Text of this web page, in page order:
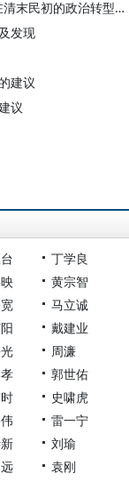
张临希：从“满蒙一家”到“五族共和”：内蒙古在清末民初的政治转型历程
发现
建议
议
丁学良
黄宗智
马立诚
戴建业
周濂
郭世佑
史啸虎
雷一宁
刘瑜
袁刚